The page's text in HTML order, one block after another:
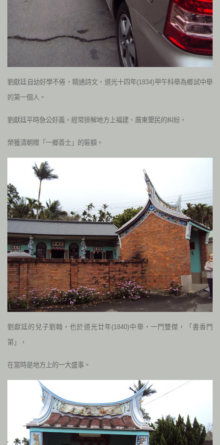
劉獻廷自幼好學不倦，精通詩文，道光十四年(1834)甲午科舉為鄉試中舉
的第一個人。
劉獻廷平時急公好義，經常排解地方上福建、廣東墾民的糾紛，
榮獲清朝贈「一鄉善士」的匾額。
劉獻廷的兒子劉翰，也於道光廿年(1840)中舉，一門雙傑，「書香門
第」，
在當時是地方上的一大盛事。